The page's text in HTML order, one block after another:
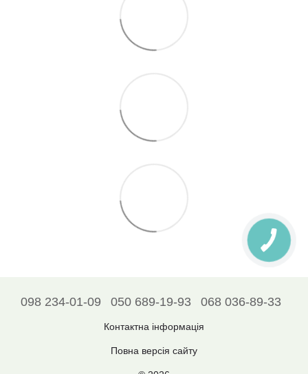
098 234-01-09 050 689-19-93 068 036-89-33
Контактна інформація
Повна версія сайту